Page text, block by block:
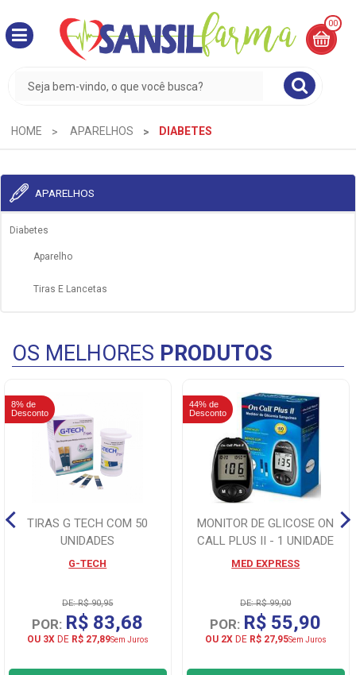
00
CESTA
R$
0,00
HOME APARELHOS DIABETES
APARELHOS
Diabetes
Aparelho
Tiras E Lancetas
OS MELHORES PRODUTOS
8% de
Desconto
TIRAS G TECH COM 50
UNIDADES
G-TECH
DE: R$ 90,95
POR: R$ 83,68
OU 3XDE R$ 27,89Sem Juros
44% de
Desconto
MONITOR DE GLICOSE ON
CALL PLUS II - 1 UNIDADE
MED EXPRESS
DE: R$ 99,00
POR: R$ 55,90
OU 2XDE R$ 27,95Sem Juros